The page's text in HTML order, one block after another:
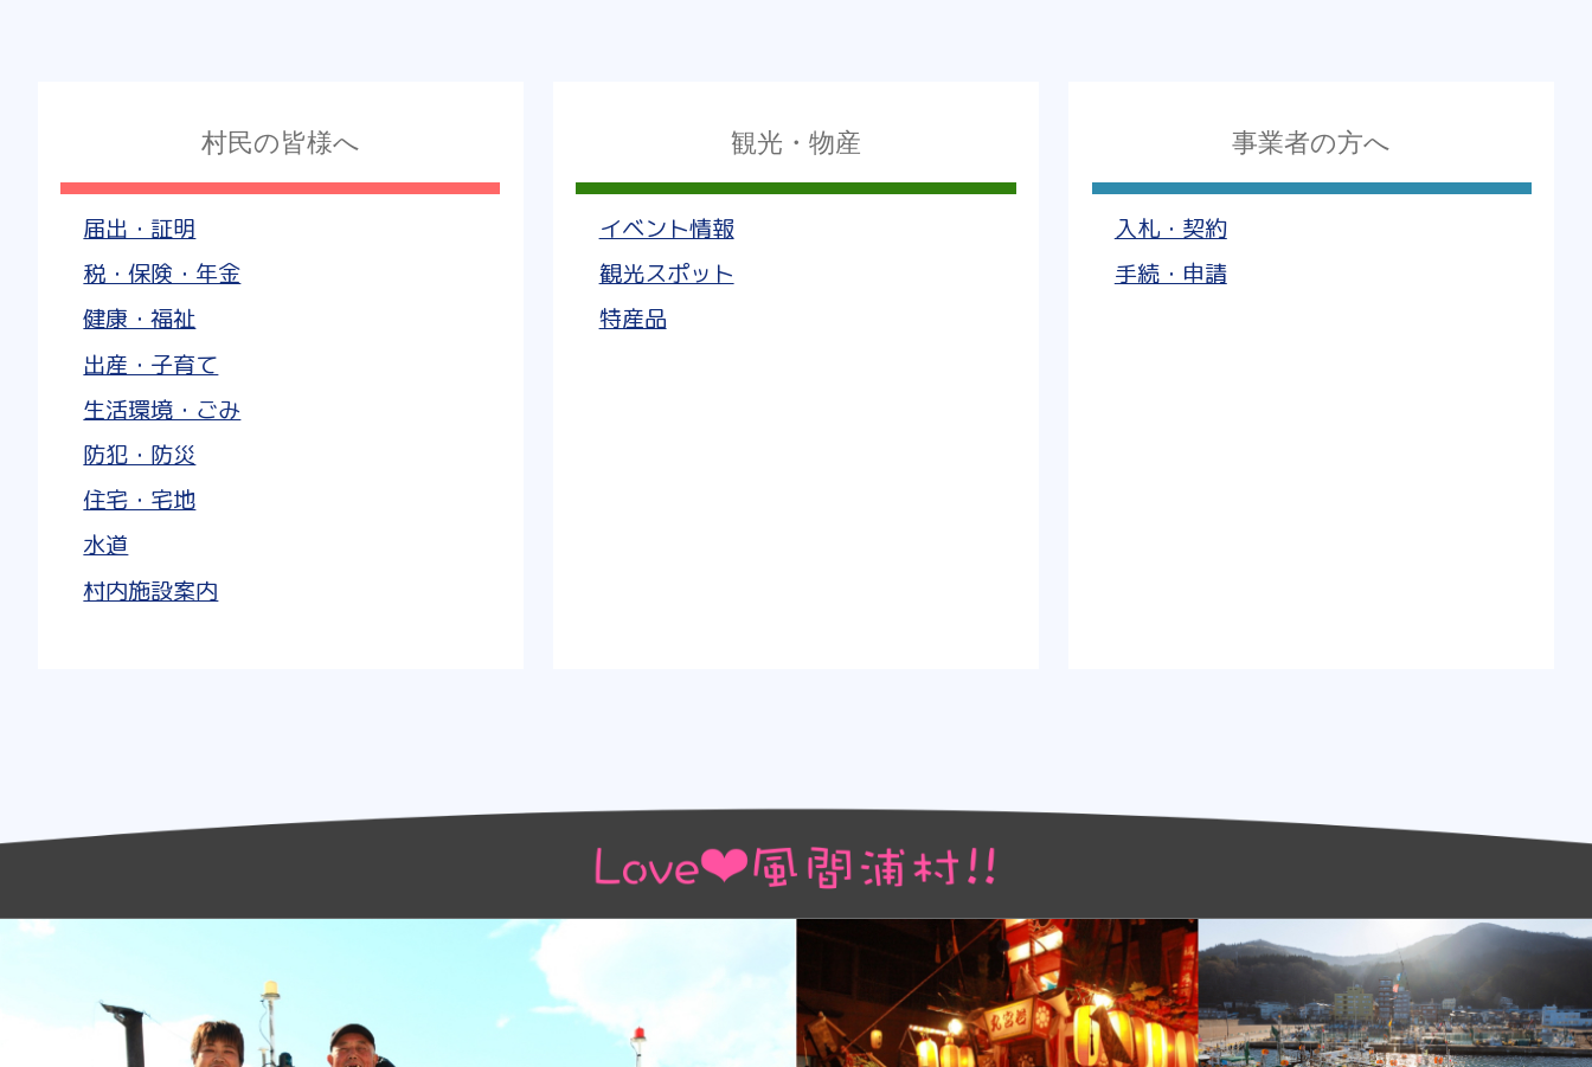
村民の皆様へ
届出・証明
税・保険・年金
健康・福祉
出産・子育て
生活環境・ごみ
防犯・防災
住宅・宅地
水道
村内施設案内
観光・物産
イベント情報
観光スポット
特産品
事業者の方へ
入札・契約
手続・申請